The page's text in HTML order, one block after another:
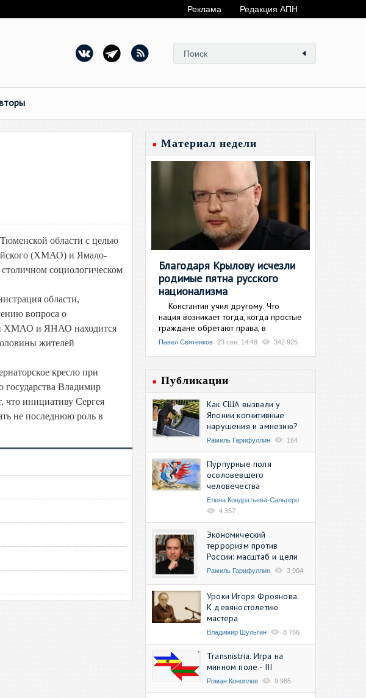
Реклама Редакция АПН
области с целью
(ХМАО) и Ямало-
социологическом
области,
вопроса о
ХМАО и ЯНАО находится
жителей
кресло при
государства Владимир
что инициативу Сергея
не последнюю роль в
Материал недели
Благодаря Крылову исчезли
родимые пятна русского
национализма
Константин учил другому. Что
нация возникает тогда, когда простые
граждане обретают права, в
Павел Святенков 23 сен, 14:48 342 925
Публикации
Как США вызвали у
Японии когнитивные
нарушения и амнезию?
Рамиль Гарифуллин 164
Пурпурные поля
осоловевшего
человечества
Елена Кондратьева-Сальгеро
4 357
Экономический
терроризм против
России: масштаб и цели
Рамиль Гарифуллин 3 904
Уроки Игоря Фроянова.
К девяностолетию
мастера
Владимир Шульгин 8 766
Transnistria. Игра на
минном поле - III
Роман Коноплев 9 985